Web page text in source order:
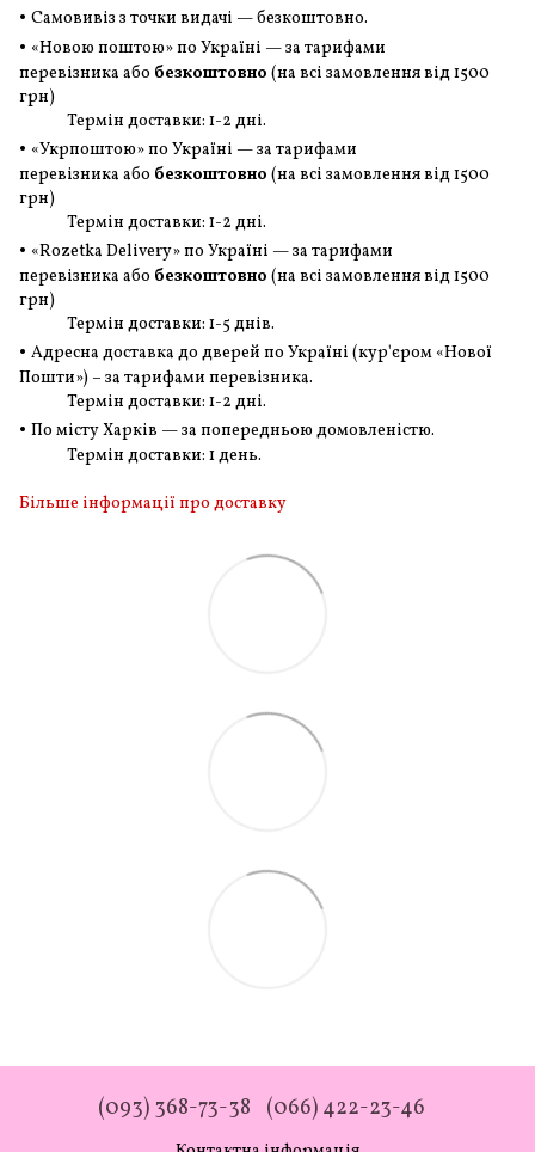
• Самовивіз з точки видачі — безкоштовно.
• «Новою поштою» по Україні — за тарифами
перевізника або безкоштовно (на всі замовленнявід 1500
грн)
Термін доставки: 1-2 дні.
• «Укрпоштою» по Україні — за тарифами
перевізника або безкоштовно (на всі замовленнявід 1500
грн)
Термін доставки: 1-2 дні.
• «Rozetka Delivery» по Україні — за тарифами
перевізника або безкоштовно (на всі замовленнявід 1500
грн)
Термін доставки: 1-5 днів.
• Адресна доставка до дверей по Україні (кур'єром «Нової
Пошти») – за тарифами перевізника.
Термін доставки: 1-2 дні.
• По місту Харків — за попередньою домовленістю.
Термін доставки: 1 день.
Більше інформації про доставку
(093) 368-73-38 (066) 422-23-46